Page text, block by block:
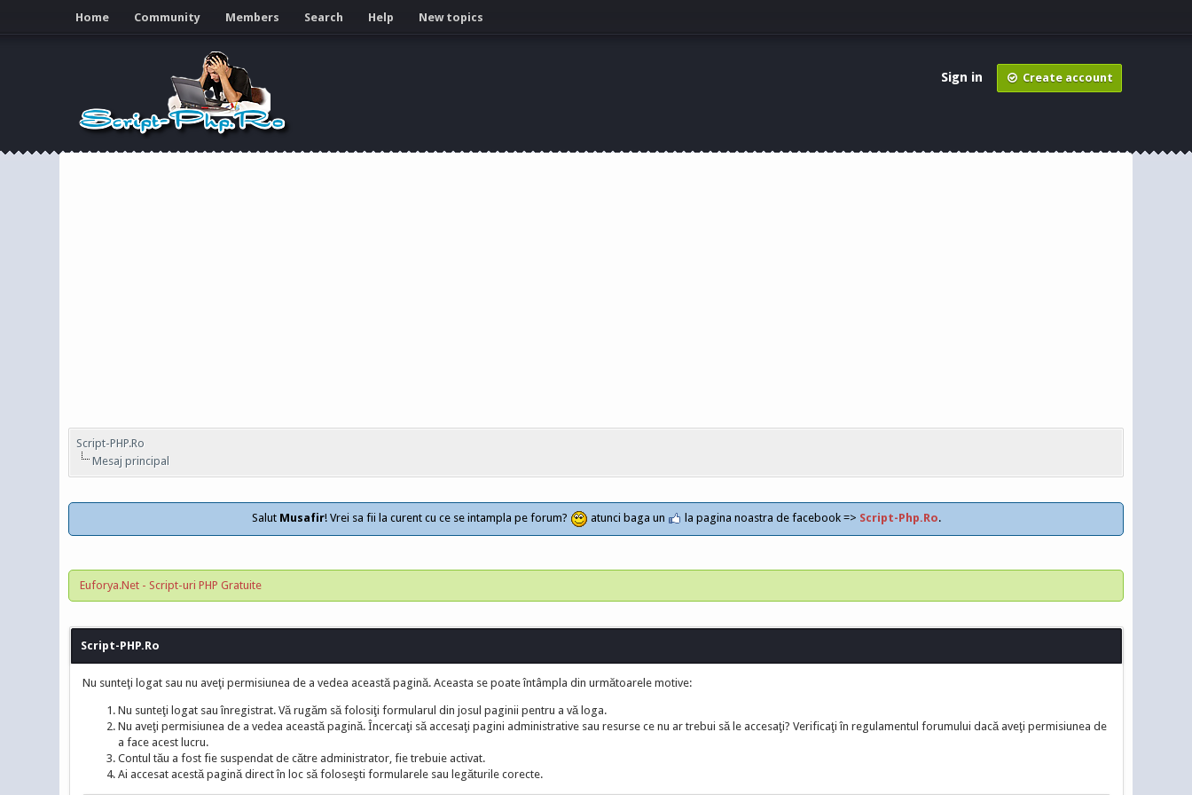
Home Community Members Search Help New topics
Sign in Create account
Script-PHP.Ro
Mesaj principal
Salut Musafir! Vrei sa fii la curent cu ce se intampla pe forum? atunci baga un la pagina noastra de facebook => Script-Php.Ro.
Euforya.Net - Script-uri PHP Gratuite
Script-PHP.Ro
Nu sunteţi logat sau nu aveţi permisiunea de a vedea această pagină. Aceasta se poate întâmpla din următoarele motive:
Nu sunteţi logat sau înregistrat. Vă rugăm să folosiţi formularul din josul paginii pentru a vă loga.
Nu aveţi permisiunea de a vedea această pagină. Încercaţi să accesaţi pagini administrative sau resurse ce nu ar trebui să le accesaţi? Verificaţi în regulamentul forumului dacă aveţi permisiunea de
a face acest lucru.
Contul tău a fost fie suspendat de către administrator, fie trebuie activat.
Ai accesat acestă pagină direct în loc să foloseşti formularele sau legăturile corecte.